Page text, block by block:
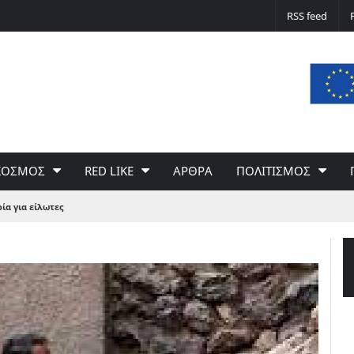
Δε φταίει ο άνεμος… Φταίει η πολιτική
του Γιώργου Σαχίνη
RSS feed
RED LIKE ΑΡΘΡΑ ΠΟΛΙΤΙΣΜΟΣ
για είλωτες